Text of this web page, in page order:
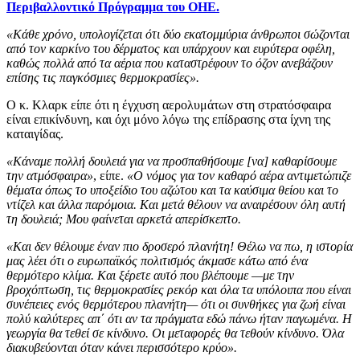
Περιβαλλοντικό Πρόγραμμα του ΟΗΕ.
«Κάθε χρόνο, υπολογίζεται ότι δύο εκατομμύρια άνθρωποι σώζονται
από τον καρκίνο του δέρματος και υπάρχουν και ευρύτερα οφέλη,
καθώς πολλά από τα αέρια που καταστρέφουν το όζον ανεβάζουν
επίσης τις παγκόσμιες θερμοκρασίες».
Ο κ. Κλαρκ είπε ότι η έγχυση αερολυμάτων στη στρατόσφαιρα
είναι επικίνδυνη, και όχι μόνο λόγω της επίδρασης στα ίχνη της
καταιγίδας.
«Κάναμε πολλή δουλειά για να προσπαθήσουμε [να] καθαρίσουμε
την ατμόσφαιρα», είπε. «Ο νόμος για τον καθαρό αέρα αντιμετώπιζε
θέματα όπως το υποξείδιο του αζώτου και τα καύσιμα θείου και το
ντίζελ και άλλα παρόμοια. Και μετά θέλουν να αναιρέσουν όλη αυτή
τη δουλειά; Μου φαίνεται αρκετά απερίσκεπτο.
«Και δεν θέλουμε έναν πιο δροσερό πλανήτη! Θέλω να πω, η ιστορία
μας λέει ότι ο ευρωπαϊκός πολιτισμός άκμασε κάτω από ένα
θερμότερο κλίμα. Και ξέρετε αυτό που βλέπουμε —με την
βροχόπτωση, τις θερμοκρασίες ρεκόρ και όλα τα υπόλοιπα που είναι
συνέπειες ενός θερμότερου πλανήτη— ότι οι συνθήκες για ζωή είναι
πολύ καλύτερες απ΄ ότι αν τα πράγματα εδώ πάνω ήταν παγωμένα. Η
γεωργία θα τεθεί σε κίνδυνο. Οι μεταφορές θα τεθούν κίνδυνο. Όλα
διακυβεύονται όταν κάνει περισσότερο κρύο».